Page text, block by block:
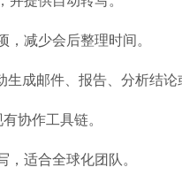
，减少会后整理时间。
生成邮件、报告、分析结论
协作工具链。
适合全球化团队。